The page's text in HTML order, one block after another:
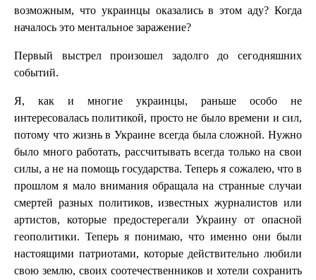
возможным, что украинцы оказались в этом аду? Когда
началось это ментальное заражение?
Первый выстрел произошел задолго до сегодняшних
событий.
Я, как и многие украинцы, раньше особо не
интересовалась политикой, просто не было времени и сил,
потому что жизнь в Украине всегда была сложной. Нужно
было много работать, рассчитывать всегда только на свои
силы, а не на помощь государства. Теперь я сожалею, что в
прошлом я мало внимания обращала на странные случаи
смертей разных политиков, известных журналистов или
артистов, которые предостерегали Украину от опасной
геополитики. Теперь я понимаю, что именно они были
настоящими патриотами, которые действительно любили
свою землю, своих соотечественников и хотели сохранить